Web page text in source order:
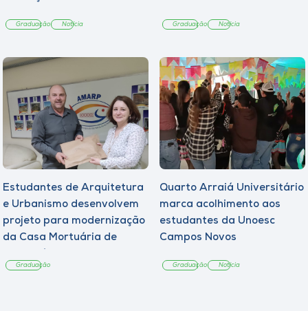
Graduação Notícia Graduação Notícia
Estudantes de Arquitetura
e Urbanismo desenvolvem
projeto para modernização
da Casa Mortuária de
Graduação
Quarto Arraiá Universitário
marca acolhimento aos
estudantes da Unoesc
Campos Novos
Graduação Notícia